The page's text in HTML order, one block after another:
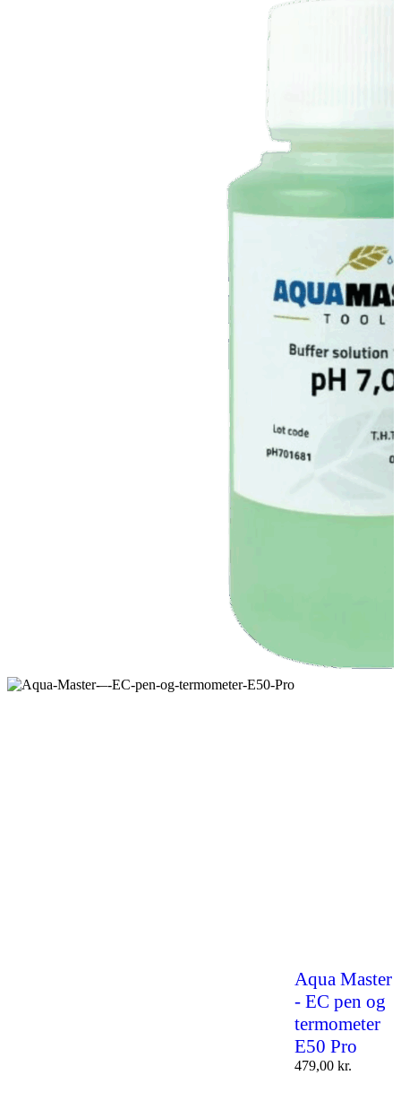
Aqua Master
- EC pen og
termometer
E50 Pro
479,00 kr.